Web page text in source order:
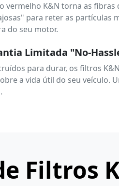
vermelho K&N torna as fibras
para reter as partículas
do seu motor.
Limitada "No-
para durar, os filtros
a vida útil do seu veículo.
Filtros